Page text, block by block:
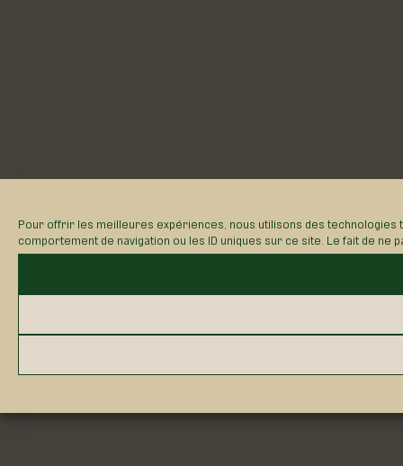
Pour offrir les meilleures expériences, nous utilisons des
comportement de navigation ou les ID uniques sur ce site. Le fait de